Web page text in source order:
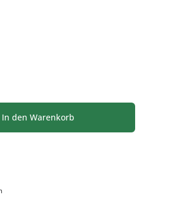
Wert ein
In den Warenkorb